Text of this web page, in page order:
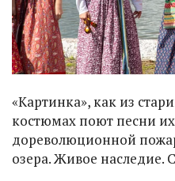
«Картинка», как из
костюмах поют песни
дореволюционной
озера. Живое наследие.